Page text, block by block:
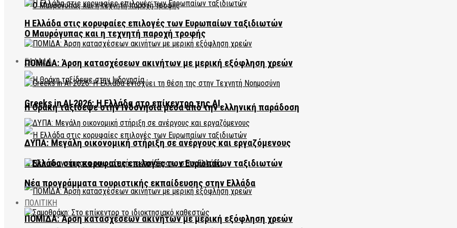
Ο Μαυρόγυπας και η τεχνητή παροχή τροφής
ΕΛΛΑΔΑ
Η Θράκη ταξίδεψε στην Ινδονησία μέσα από την ελληνική παράδοση
Η Ελλάδα στις κορυφαίες επιλογές των Ευρωπαίων ταξιδιωτών
ΠΟΜΙΔΑ: Άρση κατασχέσεων ακινήτων με μερική εξόφληση χρεών
Η Ελλάδα στις κορυφαίες επιλογές των Ευρωπαίων ταξιδιωτών
ΠΟΜΙΔΑ: Άρση κατασχέσεων ακινήτων με μερική εξόφληση χρεών
Greeks in AI 2026: Η Ελλάδα στο επίκεντρο της AI
ΔΥΠΑ: Μεγάλη οικονομική στήριξη σε ανέργους και εργαζόμενους
Νέα προγράμματα τουριστικής εκπαίδευσης στην Ελλάδα
ΠΟΛΙΤΙΚΗ